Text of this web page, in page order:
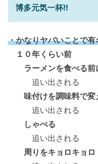
博多元気一杯!!
・かなりヤバいことで
１０年くらい前
ラーメンを食べる
追い出される
味付けを調味料で変
追い出される
しゃべる
追い出される
周りをキョロキョロ